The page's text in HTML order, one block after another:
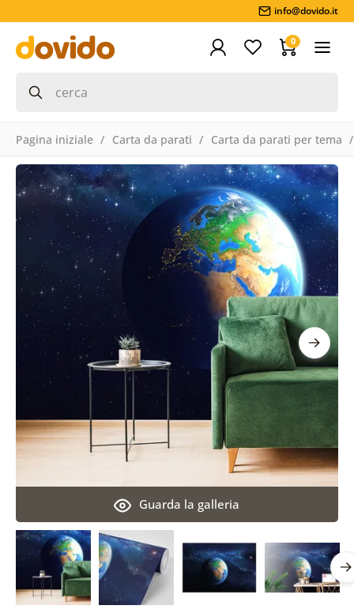
info@dovido.it
0
Pagina iniziale Carta da parati Carta da parati per tema
Guarda la galleria